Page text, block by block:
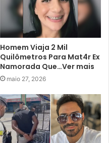
Homem Viaja 2 Mil
Quilômetros Para Mat4r Ex
Namorada Que…Ver mais
maio 27, 2026